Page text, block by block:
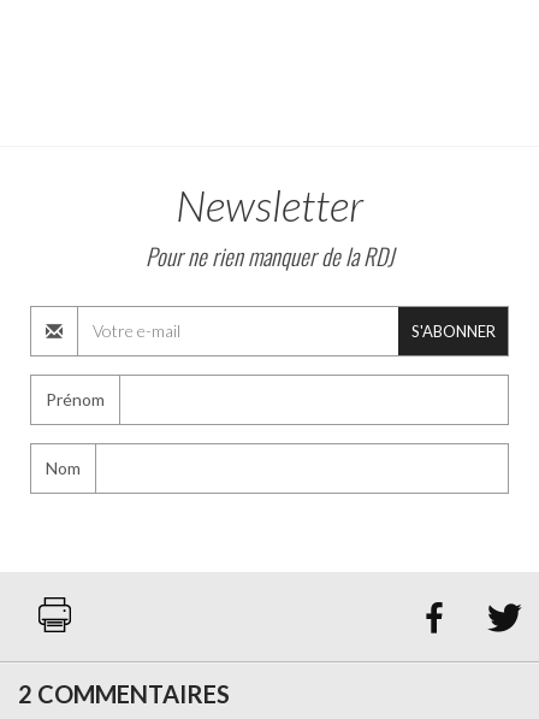
Newsletter
Pour ne rien manquer de la RDJ
S'ABONNER
Prénom
Nom
 
2 COMMENTAIRES